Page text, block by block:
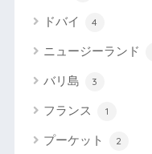
ドバイ 4
ニュージーランド
バリ島 3
フランス 1
プーケット 2